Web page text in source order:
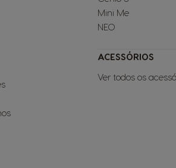
Mini Me
NEO
ACESSÓRIOS
Ver todos os